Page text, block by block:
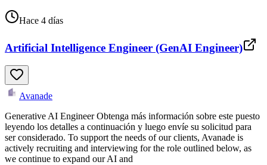
Hace 4 días
Artificial Intelligence Engineer (GenAI Engineer)
Avanade
Generative AI Engineer Obtenga más información sobre este puesto
leyendo los detalles a continuación y luego envíe su solicitud para
ser considerado. To support the needs of our clients, Avanade is
actively recruiting and interviewing for the role outlined below, as
we continue to expand our AI and